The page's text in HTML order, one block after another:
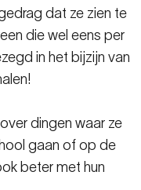
dat ze zien te
die wel eens per
in het bijzijn van
dingen waar ze
gaan of op de
beter met hun